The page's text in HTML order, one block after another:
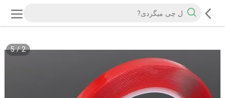
2
/
5